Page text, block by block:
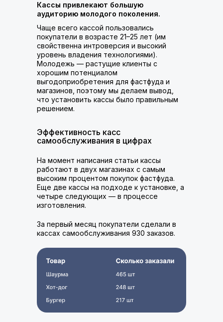
На момент написания статьи кассы
работают в двух магазинах с самым
высоким процентом покупок фастфуда.
Еще две кассы на подходе к установке, а
четыре следующих — в процессе
изготовления.
За первый месяц покупатели сделали в
кассах самообслуживания 930 заказов.
Эффективность касс
самообслуживания в цифрах
Кассы привлекают большую
аудиторию молодого поколения.
Чаще всего кассой пользовались
покупатели в возрасте 21–25 лет (им
свойственна интроверсия и высокий
уровень владения технологиями).
Молодежь — растущие клиенты с
хорошим потенциалом
выгодоприобретения для фастфуда и
магазинов, поэтому мы делаем вывод,
что установить кассы было правильным
решением.